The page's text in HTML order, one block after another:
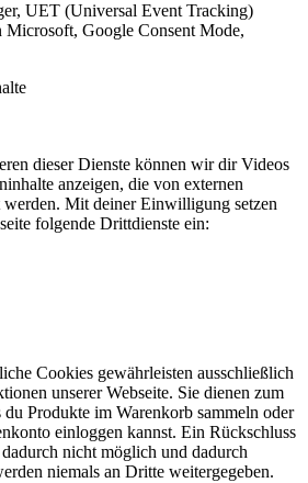
UET (Universal Event Tracking)
Microsoft, Google Consent Mode,
dieser Dienste können wir dir Videos
anzeigen, die von externen
werden. Mit deiner Einwilligung setzen
folgende Drittdienste ein:
Cookies gewährleisten ausschließlich
unserer Webseite. Sie dienen zum
du Produkte im Warenkorb sammeln oder
einloggen kannst. Ein Rückschluss
nicht möglich und dadurch
niemals an Dritte weitergegeben.